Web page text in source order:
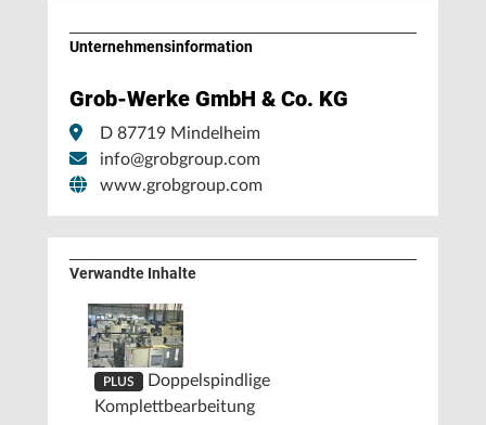
Unternehmens­information
Grob-Werke GmbH & Co. KG
D 87719 Mindelheim
info@grobgroup.com
www.grobgroup.com
Verwandte Inhalte
PLUS
Doppelspindlige
Komplettbearbeitung